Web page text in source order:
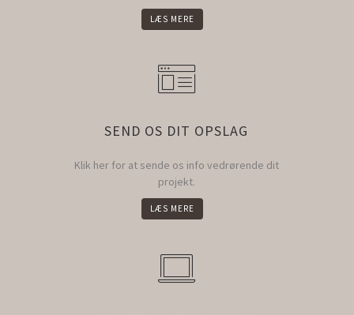
LÆS MERE
SEND OS DIT OPSLAG
Klik her for at sende os info vedrørende dit
projekt.
LÆS MERE